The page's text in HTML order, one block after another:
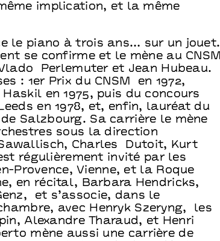
implication, et la même
le piano à trois ans… sur un jouet.
se confirme et le mène au CNSM
Perlemuter et Jean Hubeau.
: 1er Prix du CNSM en 1972,
en 1975, puis du concours
en 1978, et, enfin, lauréat du
Salzbourg. Sa carrière le mène
sous la direction
Charles Dutoit, Kurt
régulièrement invité par les
Provence, Vienne, et la Roque
en récital, Barbara Hendricks,
et s’associe, dans le
avec Henryk Szeryng, les
Alexandre Tharaud, et Henri
mène aussi une carrière de